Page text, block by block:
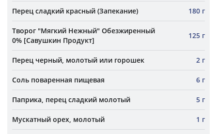
Перец сладкий красный (Запекание) 180 г
Творог "Мягкий Нежный" Обезжиренный
0% [Савушкин Продукт]
125 г
Перец черный, молотый или горошек 2 г
Соль поваренная пищевая 6 г
Паприка, перец сладкий молотый 5 г
Мускатный орех, молотый 1 г